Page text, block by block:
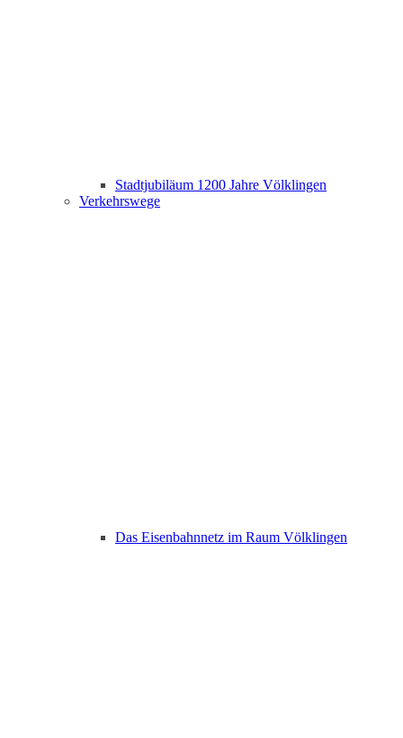
Stadtjubiläum 1200 Jahre Völklingen
Verkehrswege
Das Eisenbahnnetz im Raum Völklingen